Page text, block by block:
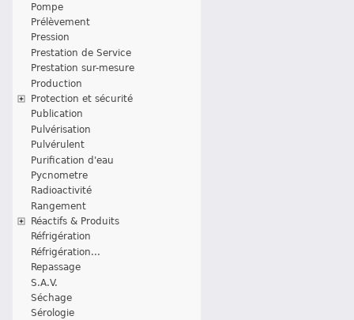
Pompe
Prélèvement
Pression
Prestation de Service
Prestation sur-mesure
Production
Protection et sécurité
Publication
Pulvérisation
Pulvérulent
Purification d'eau
Pycnometre
Radioactivité
Rangement
Réactifs & Produits
Réfrigération
Réfrigération...
Repassage
S.A.V.
Séchage
Sérologie